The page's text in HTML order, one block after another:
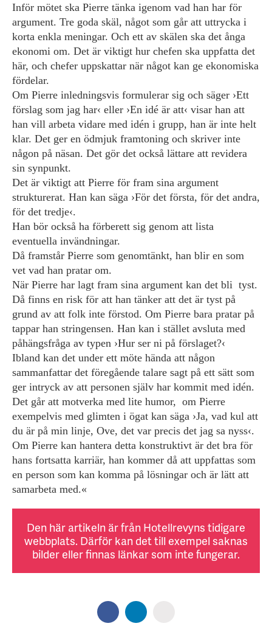
Inför mötet ska Pierre tänka igenom vad han har för
argument. Tre goda skäl, något som går att uttrycka i
korta enkla meningar. Och ett av skälen ska det ånga
ekonomi om. Det är viktigt hur chefen ska uppfatta det
här, och chefer uppskattar när något kan ge ekonomiska
fördelar.
Om Pierre inledningsvis formulerar sig och säger ›Ett
förslag som jag har‹ eller ›En idé är att‹ visar han att
han vill arbeta vidare med idén i grupp, han är inte helt
klar. Det ger en ödmjuk framtoning och skriver inte
någon på näsan. Det gör det också lättare att revidera
sin synpunkt.
Det är viktigt att Pierre för fram sina argument
strukturerat. Han kan säga ›För det första, för det andra,
för det tredje‹.
Han bör också ha förberett sig genom att lista
eventuella invändningar.
Då framstår Pierre som genomtänkt, han blir en som
vet vad han pratar om.
När Pierre har lagt fram sina argument kan det bli tyst.
Då finns en risk för att han tänker att det är tyst på
grund av att folk inte förstod. Om Pierre bara pratar på
tappar han stringensen. Han kan i stället avsluta med
påhängsfråga av typen ›Hur ser ni på förslaget?‹
Ibland kan det under ett möte hända att någon
sammanfattar det föregående talare sagt på ett sätt som
ger intryck av att personen själv har kommit med idén.
Det går att motverka med lite humor, om Pierre
exempelvis med glimten i ögat kan säga ›Ja, vad kul att
du är på min linje, Ove, det var precis det jag sa nyss‹.
Om Pierre kan hantera detta konstruktivt är det bra för
hans fortsatta karriär, han kommer då att uppfattas som
en person som kan komma på lösningar och är lätt att
samarbeta med.«
Den här artikeln är från Hotellrevyns tidigare
webbplats. Därför kan det till exempel saknas
bilder eller finnas länkar som inte fungerar.